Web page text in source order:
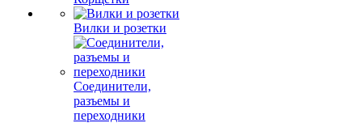
Вилки и розетки
Соединители,
разъемы и
переходники